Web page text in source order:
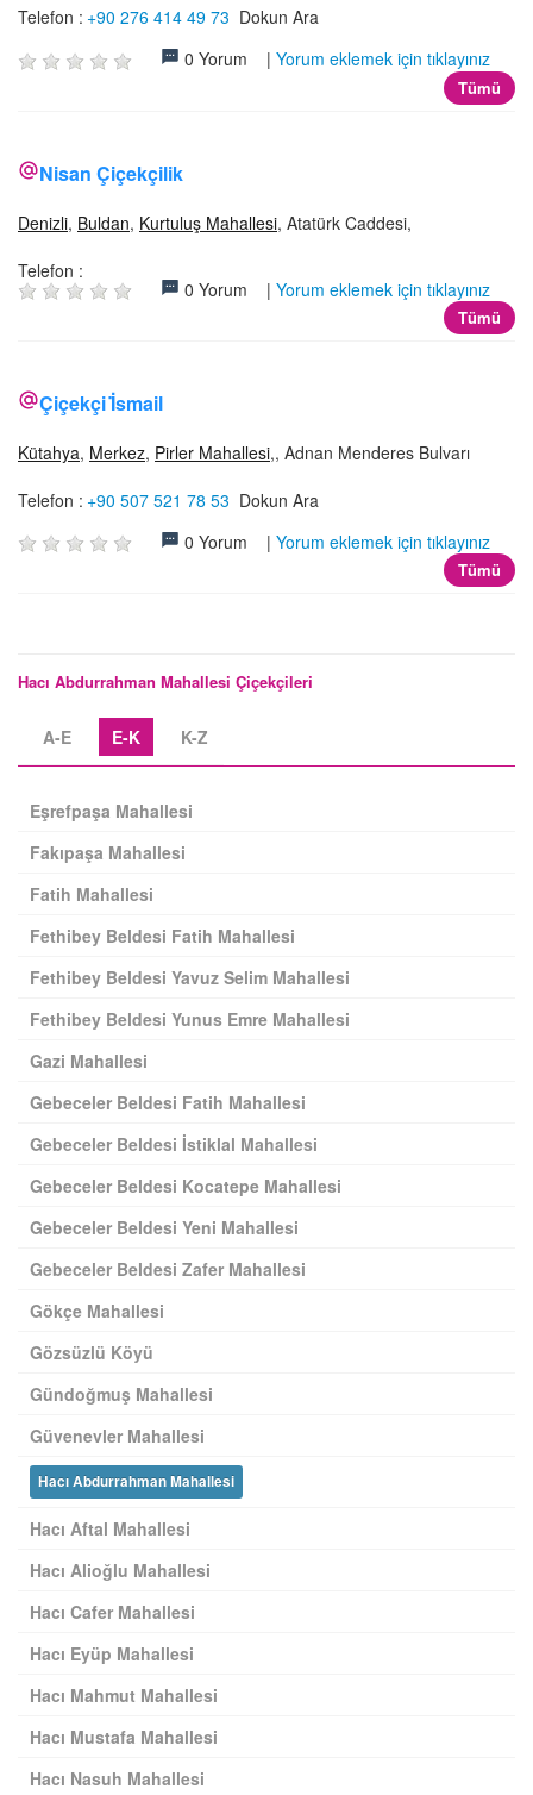
Telefon : +90 276 414 49 73 Dokun Ara
0 Yorum | Yorum eklemek için tıklayınız
Tümü
Nisan Çiçekçilik
Denizli, Buldan, Kurtuluş Mahallesi, Atatürk Caddesi,
Telefon :
0 Yorum | Yorum eklemek için tıklayınız
Tümü
Çiçekçi İ̇smail
Kütahya, Merkez, Pirler Mahallesi,, Adnan Menderes Bulvarı
Telefon : +90 507 521 78 53 Dokun Ara
0 Yorum | Yorum eklemek için tıklayınız
Tümü
Hacı Abdurrahman Mahallesi Çiçekçileri
A-E E-K K-Z
Eşrefpaşa Mahallesi
Fakıpaşa Mahallesi
Fatih Mahallesi
Fethibey Beldesi Fatih Mahallesi
Fethibey Beldesi Yavuz Selim Mahallesi
Fethibey Beldesi Yunus Emre Mahallesi
Gazi Mahallesi
Gebeceler Beldesi Fatih Mahallesi
Gebeceler Beldesi İstiklal Mahallesi
Gebeceler Beldesi Kocatepe Mahallesi
Gebeceler Beldesi Yeni Mahallesi
Gebeceler Beldesi Zafer Mahallesi
Gökçe Mahallesi
Gözsüzlü Köyü
Gündoğmuş Mahallesi
Güvenevler Mahallesi
Hacı Abdurrahman Mahallesi
Hacı Aftal Mahallesi
Hacı Alioğlu Mahallesi
Hacı Cafer Mahallesi
Hacı Eyüp Mahallesi
Hacı Mahmut Mahallesi
Hacı Mustafa Mahallesi
Hacı Nasuh Mahallesi